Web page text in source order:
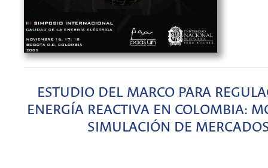
ESTUDIO DEL MARCO PARA
ENERGÍA REACTIVA EN COLOMBIA:
SIMULACIÓN DE